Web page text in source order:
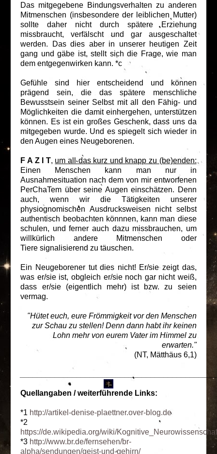
Das mitgegebene Bindungsverhalten zu anderen
Mitmenschen (insbesondere der leiblichen Mutter)
sollte daher nicht durch spätere Erziehung
missbraucht, verfälscht und gar ausgeschaltet
werden. Das dies aber in unserer heutigen Zeit
gang und gäbe ist, stellt sich die Frage, wie man
dem entgegenwirken kann. *c
Gefühle sind hier entscheidend und können
prägend sein, die das spätere menschliche
Bewusstsein seiner Selbst mit all den Fähig- und
Möglichkeiten die damit einhergehen, unterstützen
können. Es ist ein großes Geschenk, dass uns da
mitgegeben wurde. Und es spiegelt sich wieder in
den Augen eines Neugeborenen.
F A Z I T, um all das kurz und knapp zu (be)enden:
Einen Menschen kann man nur in
Ausnahmesituation nach dem von mir entworfenen
PerChaTem über seine Augen einschätzen. Denn
auch, wenn wir die Tätigkeiten unserer
physiognomischen Ausdrucksweisen nicht selbst
authentisch beobachten könnnen, kann man diese
schulen, und ferner auch dazu missbrauchen, um
willkürlich andere Mitmenschen oder
Tiere signalisierend zu täuschen.
Ein Neugeborener tut dies nicht! Er/sie zeigt das,
was er/sie ist, obgleich er/sie noch gar nicht weiß,
dass er/sie (eigentlich mehr) ist bzw. zu seien
vermag.
"Hütet euch, eure Frömmigkeit vor den Menschen
zur Schau zu stellen! Denn dann habt ihr keinen
Lohn mehr von eurem Vater im Himmel zu
erwarten."
(NT, Mätthäus 6,1)
Quellangaben / weiterführende Links:
*1 http://artikel-denise-plaettner.over-blog.de
*2
https://de.wikipedia.org/wiki/
*3 http://www.br.de/fernsehen/br-
alpha/sendungen/geist-und-gehirn/